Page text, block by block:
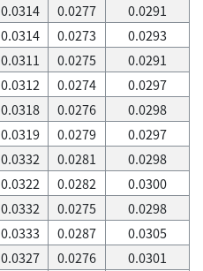
0.0314 0.0277
0.0291
0.0314 0.0273
0.0293
0.0311 0.0275
0.0291
0.0312 0.0274
0.0297
0.0318 0.0276
0.0298
0.0319 0.0279
0.0297
0.0332 0.0281
0.0298
0.0322 0.0282
0.0300
0.0332 0.0275
0.0298
0.0333 0.0287
0.0305
0.0327 0.0276
0.0301